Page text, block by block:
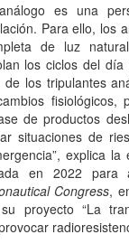
es una
Para ello, los
de luz
los ciclos del
los tripulantes
fisiológicos,
de productos
situaciones de
explica la
en 2022
Congress,
proyecto “La